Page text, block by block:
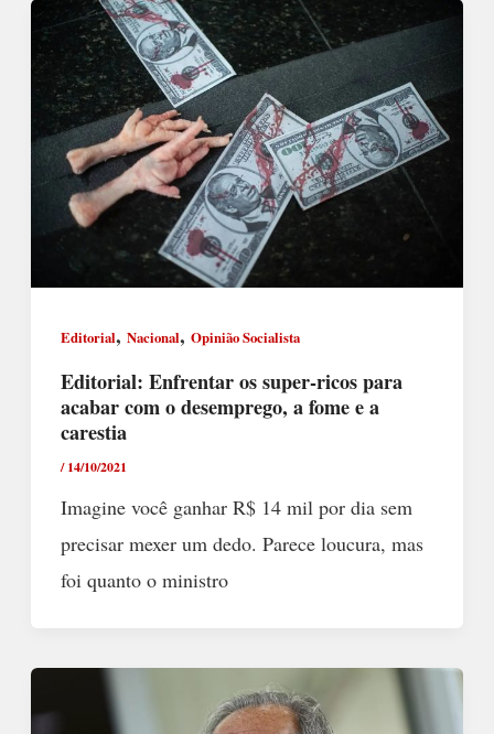
Editorial, Nacional, Opinião Socialista
Editorial: Enfrentar os super-ricos para
acabar com o desemprego, a fome e a
carestia
/14/10/2021
Imagine você ganhar R$ 14 mil por dia sem
precisar mexer um dedo. Parece loucura, mas
foi quanto o ministro